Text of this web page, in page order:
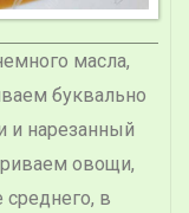
масла,
буквально
и нарезанный
овощи,
в